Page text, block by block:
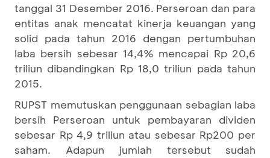
tanggal 31 Desember 2016. Perseroan dan para
entitas anak mencatat kinerja keuangan yang
solid pada tahun 2016 dengan pertumbuhan
laba bersih sebesar 14,4% mencapai Rp 20,6
triliun dibandingkan Rp 18,0 triliun pada tahun
2015.
RUPST memutuskan penggunaan sebagian laba
bersih Perseroan untuk pembayaran dividen
sebesar Rp 4,9 triliun atau sebesar Rp200 per
saham. Adapun jumlah tersebut sudah